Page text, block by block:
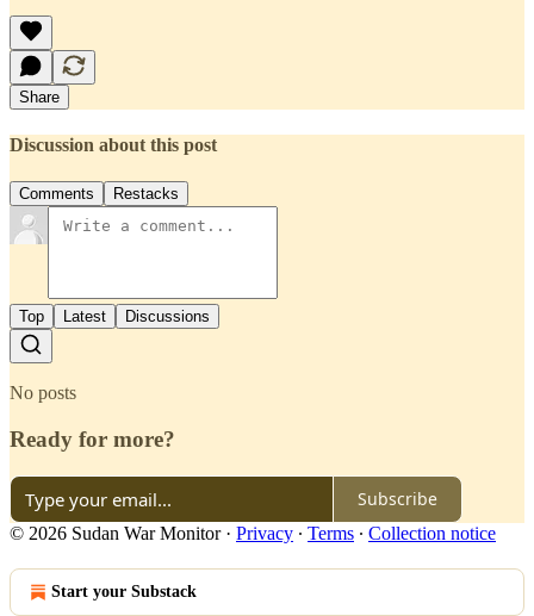
Share
Discussion about this post
Comments Restacks
Top Latest Discussions
No posts
Ready for more?
Subscribe
© 2026 Sudan War Monitor· Privacy ∙ Terms ∙ Collection notice
Start your Substack